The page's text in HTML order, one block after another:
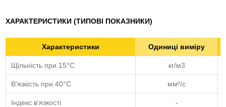
ХАРАКТЕРИСТИКИ (ТИПОВІ ПОКАЗНИКИ)
Характеристики Одиниці виміру
Щільність при 15°С кг/м3
В'язкість при 40°C мм²/с
Індекс в'язкості -